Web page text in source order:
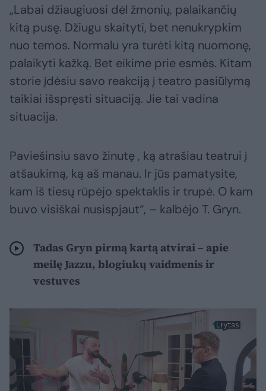
„Labai džiaugiuosi dėl žmonių, palaikančių
kitą pusę. Džiugu skaityti, bet nenukrypkim
nuo temos. Normalu yra turėti kitą nuomonę,
palaikyti kažką. Bet eikime prie esmės. Kitam
storie įdėsiu savo reakciją į teatro pasiūlymą
taikiai išspręsti situaciją. Jie tai vadina
situacija.
Paviešinsiu savo žinutę , ką atrašiau teatrui į
atšaukimą, ką aš manau. Ir jūs pamatysite,
kam iš tiesų rūpėjo spektaklis ir trupė. O kam
buvo visiškai nusispjaut“, – kalbėjo T. Gryn.
Tadas Gryn pirmą kartą atvirai – apie
meilę Jazzu, blogiukų vaidmenis ir
vestuves